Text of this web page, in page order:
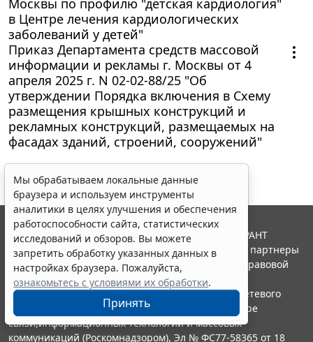
Москвы по профилю "детская кардиология"
в Центре лечения кардиологических
заболеваний у детей"
Приказ Департамента средств массовой
информации и рекламы г. Москвы от 4
апреля 2025 г. N 02-02-88/25 "Об
утверждении Порядка включения в Схему
размещения крышных конструкций и
рекламных конструкций, размещаемых на
фасадах зданий, строений, сооружений"
Мы обрабатываем локальные данные
браузера и используем инструменты
аналитики в целях улучшения и обеспечения
работоспособности сайта, статистических
исследований и обзоров. Вы можете
запретить обработку указанных данных в
настройках браузера. Пожалуйста,
ознакомьтесь с условиями их обработки.
Принять
© ООО "НПП "ГАРАНТ-СЕРВИС", 2026. Система ГАРАНТ
выпускается с 1990 года. Компания "Гарант" и ее партнеры
являются участниками Российской ассоциации правовой
информации ГАРАНТ.
Портал ГАРАНТ.РУ зарегистрирован в качестве сетевого
издания Федеральной службой по надзору в сфере
связи,информационных технологий и массовых
коммуникаций (Роскомнадзором), Эл № ФС77-58365 от 18